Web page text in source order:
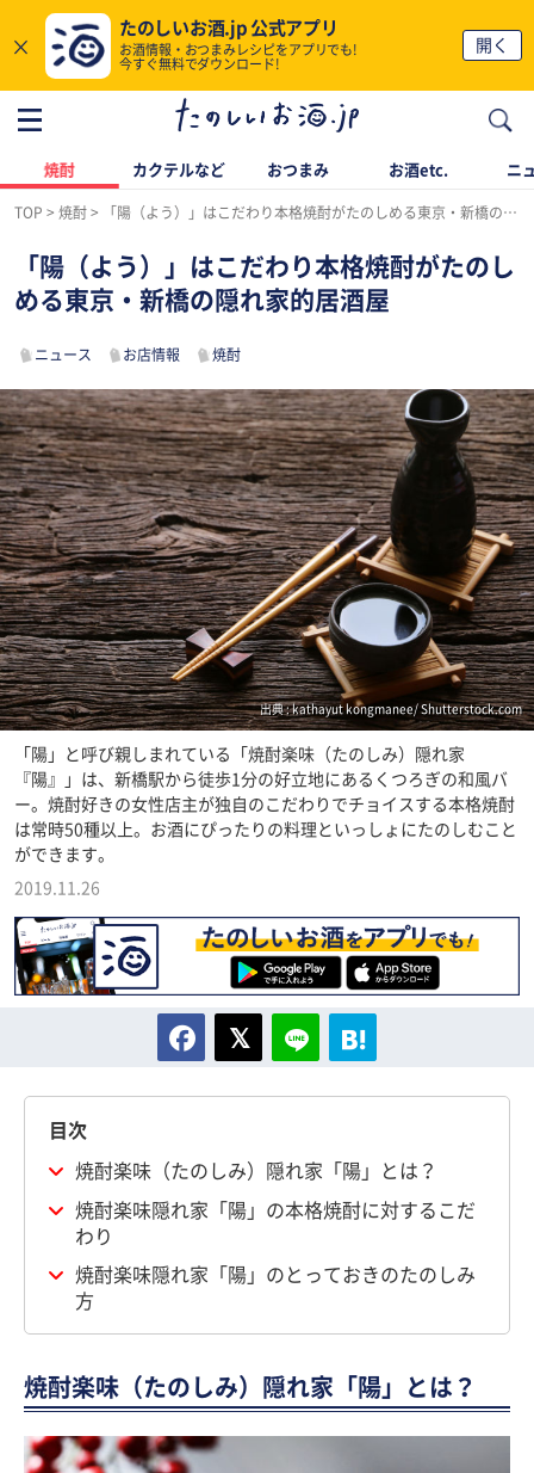
×
たのしいお酒.jp 公式アプリ
お酒情報・おつまみレシピをアプリでも!
今すぐ無料でダウンロード!
開く
焼酎 カクテルなど おつまみ お酒etc. ニ
TOP 焼酎 「陽（よう）」はこだわり本格焼酎がたのしめる東京・新橋の隠れ家的居酒屋
「陽（よう）」はこだわり本格焼酎がたのし
める東京・新橋の隠れ家的居酒屋
ニュース お店情報 焼酎
出典 : kathayut kongmanee/ Shutterstock.com
「陽」と呼び親しまれている「焼酎楽味（たのしみ）隠れ家
『陽』」は、新橋駅から徒歩1分の好立地にあるくつろぎの和風バ
ー。焼酎好きの女性店主が独自のこだわりでチョイスする本格焼酎
は常時50種以上。お酒にぴったりの料理といっしょにたのしむこと
ができます。
2019.11.26
目次
焼酎楽味（たのしみ）隠れ家「陽」とは？
焼酎楽味隠れ家「陽」の本格焼酎に対するこだ
わり
焼酎楽味隠れ家「陽」のとっておきのたのしみ
方
焼酎楽味（たのしみ）隠れ家「陽」とは？